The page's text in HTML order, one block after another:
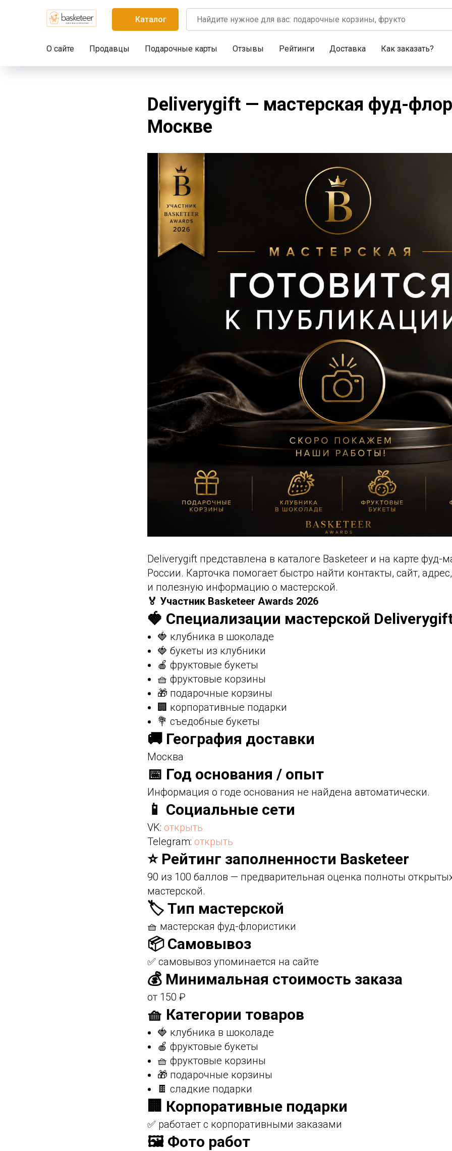
Каталог
О сайте Продавцы Подарочные карты Отзывы Рейтинги Доставка Как заказать?
Deliverygift — мастерская фуд-
Москве
Deliverygift представлена в каталоге Basketeer и на карте фуд-
России. Карточка помогает быстро найти контакты, сайт,
и полезную информацию о мастерской.
🏅 Участник Basketeer Awards 2026
🍓 Специализации мастерской
🍓 клубника в шоколаде
🍓 букеты из клубники
🍎 фруктовые букеты
🧺 фруктовые корзины
🎁 подарочные корзины
🏢 корпоративные подарки
💐 съедобные букеты
🚚 География доставки
Москва
📅 Год основания / опыт
Информация о годе основания не найдена автоматически.
📱 Социальные сети
VK: открыть
Telegram: открыть
⭐ Рейтинг заполненности Basketeer
90 из 100 баллов — предварительная оценка полноты
мастерской.
🏷️ Тип мастерской
🧺 мастерская фуд-флористики
📦 Самовывоз
✅ самовывоз упоминается на сайте
💰 Минимальная стоимость заказа
от 150 ₽
🧺 Категории товаров
🍓 клубника в шоколаде
🍎 фруктовые букеты
🧺 фруктовые корзины
🎁 подарочные корзины
🍫 сладкие подарки
🏢 Корпоративные подарки
✅ работает с корпоративными заказами
🖼️ Фото работ